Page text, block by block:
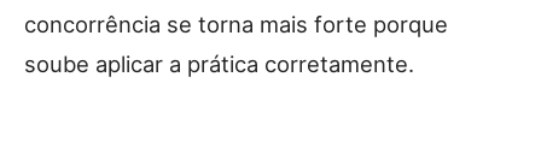
concorrência se torna mais forte porque
soube aplicar a prática corretamente.